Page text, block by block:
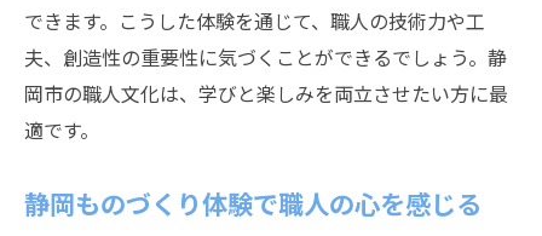
できます。こうした体験を通じて、職人の技術力や工
夫、創造性の重要性に気づくことができるでしょう。静
岡市の職人文化は、学びと楽しみを両立させたい方に最
適です。
静岡ものづくり体験で職人の心を感じる